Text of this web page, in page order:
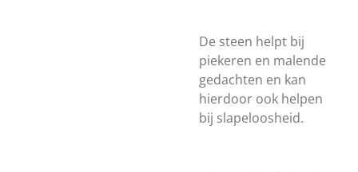
De steen helpt bij
piekeren en malende
gedachten en kan
hierdoor ook helpen
bij slapeloosheid.